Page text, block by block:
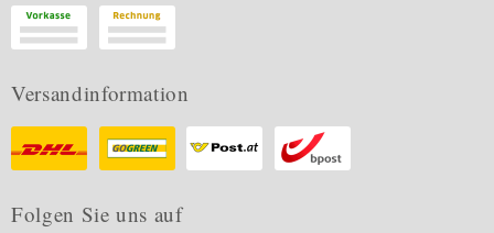
Versandinformation
Folgen Sie uns auf